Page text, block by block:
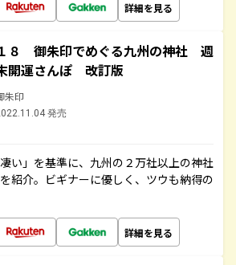
詳細を見る
８ 御朱印でめぐる九州の神社 週
開運さんぽ 改訂版
朱印
発売
凄い」を基準に、九州の２万社以上の神社
紹介。ビギナーに優しく、ツウも納得の
詳細を見る